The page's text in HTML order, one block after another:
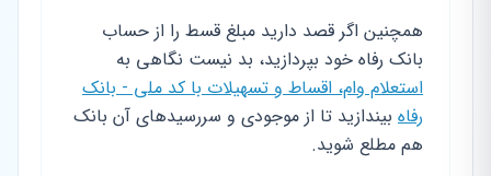
همچنین اگر قصد دارید مبلغ قسط را از حساب
بانک رفاه خود بپردازید، بد نیست نگاهی به
استعلام وام، اقساط و تسهیلات با کد ملی - بانک
رفاه بیندازید تا از موجودی و سررسیدهای آن بانک
هم مطلع شوید.